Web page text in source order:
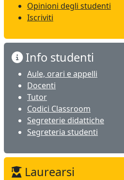
Opinioni degli studenti
Iscriviti
Info studenti
Aule, orari e appelli
Docenti
Tutor
Codici Classroom
Segreterie didattiche
Segreteria studenti
Laurearsi